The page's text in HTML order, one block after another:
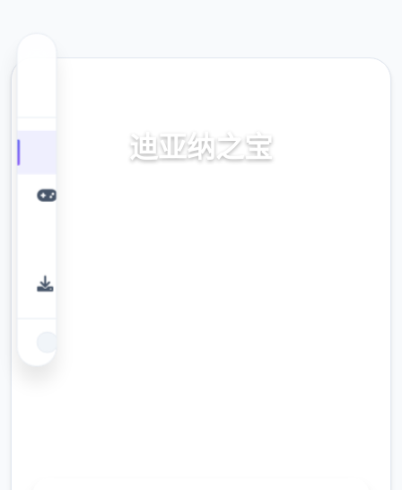
迪亚纳之宝